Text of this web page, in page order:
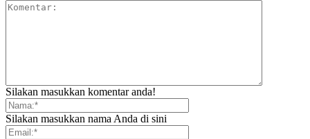
Silakan masukkan komentar anda!
Silakan masukkan nama Anda di sini